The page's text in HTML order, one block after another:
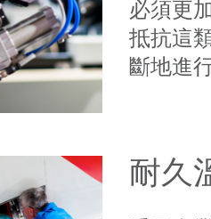
必須更
抵抗這
斷地進行
耐久